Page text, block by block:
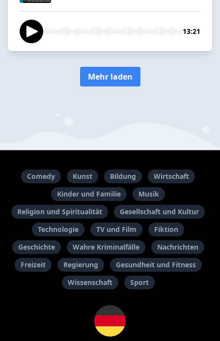
13:21
Mehr laden
Comedy Kunst Bildung
Wirtschaft
Kinder und Familie
Musik
Religion und Spiritualität
Gesellschaft und Kultur
Technologie
TV und Film
Fiktion
Geschichte
Wahre Kriminalfälle
Nachrichten
Freizeit
Regierung
Gesundheit und Fitness
Wissenschaft
Sport